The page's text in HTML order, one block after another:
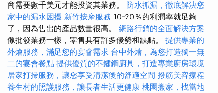
商需要數千美元才能投資其業務。 防水抓漏，徹底解決您
家中的漏水困擾 新竹按摩服務 10-20％的利潤率就足夠
了，因為售出的產品數量很高。 網路行銷的全面解決方案
像批發業務一樣，零售具有許多優勢和缺點。 提供專業的
外燴服務，滿足您的宴會需求 台中外燴，為您打造獨一無
二的宴會餐點 提供優質的不鏽鋼廚具，打造專業廚房環境
居家打掃服務，讓您享受清潔後的舒適空間 撥筋美容療程
養生村的照護服務，讓長者生活更健康 桃園搬家，找當地